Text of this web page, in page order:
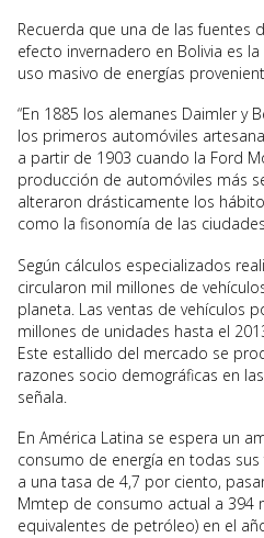
Recuerda que una de las fuentes
efecto invernadero en Bolivia es
uso masivo de energías
“En 1885 los alemanes Daimler y
los primeros automóviles
a partir de 1903 cuando la Ford
producción de automóviles más
alteraron drásticamente los
como la fisonomía de las
Según cálculos especializados
circularon mil millones de
planeta. Las ventas de vehículos
millones de unidades hasta el
Este estallido del mercado se
razones socio demográficas en
señala.
En América Latina se espera un
consumo de energía en todas
a una tasa de 4,7 por ciento,
Mmtep de consumo actual a 394
equivalentes de petróleo) en el